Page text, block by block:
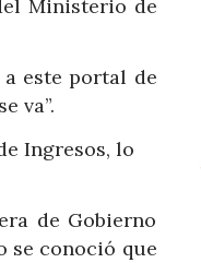
Ministerio de
este portal de
va”.
Ingresos, lo
de Gobierno
se conoció que